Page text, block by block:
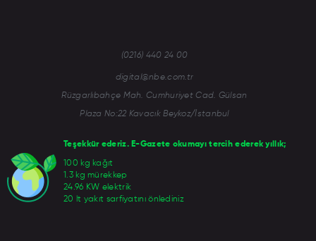
Teşekkür ederiz. E-Gazete okumayı tercih ederek yıllık;
100 kg kağıt
1.3 kg mürekkep
24.96 KW elektrik
20 lt yakıt sarfiyatını önlediniz
(0216) 440 24 00
digital@nbe.com.tr
Rüzgarlıbahçe Mah. Cumhuriyet Cad. Gülsan
Plaza No:22 Kavacık Beykoz/İstanbul